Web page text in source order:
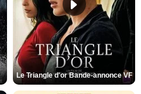
Le Triangle d'or Bande-annonce VF